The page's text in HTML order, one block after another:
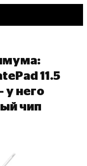
11.5
у него
чип